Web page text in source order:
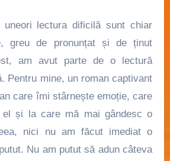
lectura dificilă sunt chiar
greu de pronunțat și de ținut
am avut parte de o lectură
Pentru mine, un roman captivant
care îmi stârnește emoție, care
și la care mă mai gândesc o
nici nu am făcut imediat o
Nu am putut să adun câteva